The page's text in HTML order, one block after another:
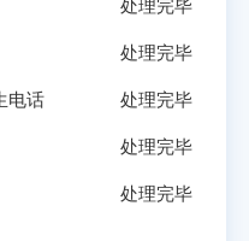
处理完毕
处理完毕
电话 处理完毕
处理完毕
处理完毕